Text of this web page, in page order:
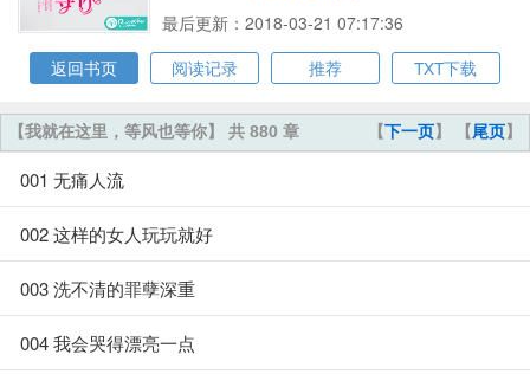
最后更新：2018-03-21 07:17:36
返回书页
阅读记录 推荐 TXT下载
【下一页】 【尾页】
【我就在这里，等风也等你】 共 880 章
001 无痛人流
002 这样的女人玩玩就好
003 洗不清的罪孽深重
004 我会哭得漂亮一点